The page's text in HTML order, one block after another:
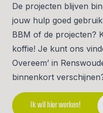
De projecten blijven
jouw hulp goed
BBM of de projecten?
koffie! Je kunt ons
Overeem’ in
binnenkort
Ik wil hier werken!